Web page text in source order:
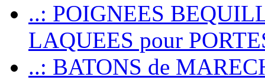
..: POIGNEES
LAQUEES pour
..: BATONS de